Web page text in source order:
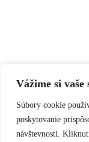
Vážime si vaše
Súbory cookie
poskytovanie
návštevnosti.